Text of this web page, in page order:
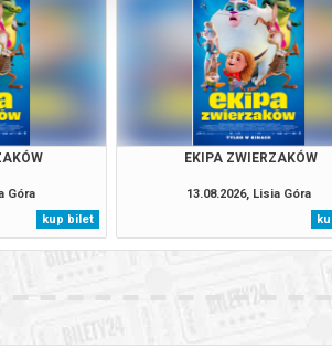
Góra
kup bilet
EKIPA ZWIERZAKÓW
13.08.2026, Lisia Góra